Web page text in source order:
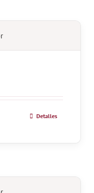
Detalles